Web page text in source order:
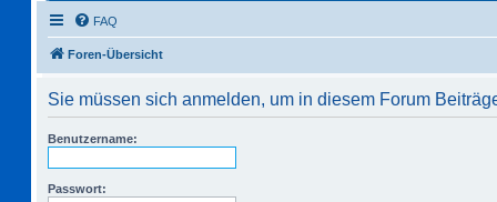
FAQ
Foren-Übersicht
Sie müssen sich anmelden, um in diesem Forum
Benutzername:
Passwort: